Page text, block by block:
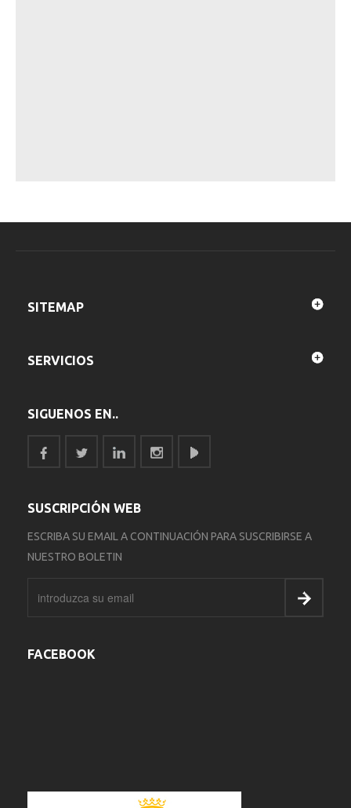
SITEMAP
SERVICIOS
SIGUENOS EN..
SUSCRIPCIÓN WEB
ESCRIBA SU EMAIL A CONTINUACIÓN PARA SUSCRIBIRSE A
NUESTRO BOLETIN
FACEBOOK